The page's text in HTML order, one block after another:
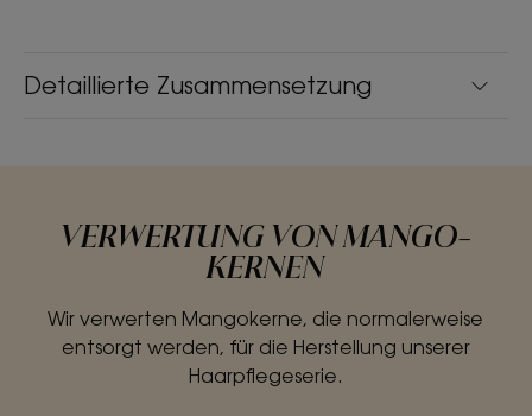
Detaillierte Zusammensetzung
VERWERTUNG VON MANGO-
KERNEN
Wir verwerten Mangokerne, die normalerweise
entsorgt werden, für die Herstellung unserer
Haarpflegeserie.